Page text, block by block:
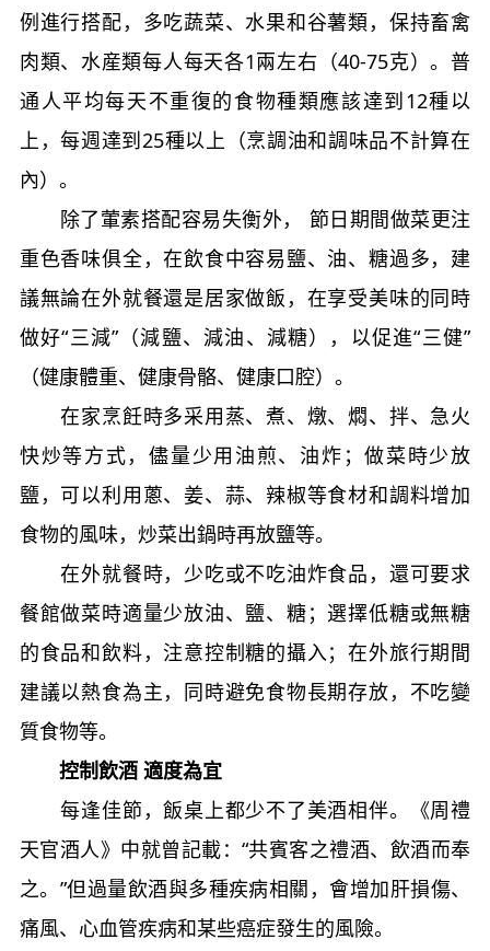
例進行搭配，多吃蔬菜、水果和谷薯類，保持畜禽
肉類、水産類每人每天各1兩左右（40-75克）。普
通人平均每天不重復的食物種類應該達到12種以
上，每週達到25種以上（烹調油和調味品不計算在
內）。
除了葷素搭配容易失衡外， 節日期間做菜更注
重色香味俱全，在飲食中容易鹽、油、糖過多，建
議無論在外就餐還是居家做飯，在享受美味的同時
做好“三減”（減鹽、減油、減糖），以促進“三健”
（健康體重、健康骨骼、健康口腔）。
在家烹飪時多采用蒸、煮、燉、燜、拌、急火
快炒等方式，儘量少用油煎、油炸；做菜時少放
鹽，可以利用蔥、姜、蒜、辣椒等食材和調料增加
食物的風味，炒菜出鍋時再放鹽等。
在外就餐時，少吃或不吃油炸食品，還可要求
餐館做菜時適量少放油、鹽、糖；選擇低糖或無糖
的食品和飲料，注意控制糖的攝入；在外旅行期間
建議以熱食為主，同時避免食物長期存放，不吃變
質食物等。
控制飲酒 適度為宜
每逢佳節，飯桌上都少不了美酒相伴。《周禮
天官酒人》中就曾記載：“共賓客之禮酒、飲酒而奉
之。”但過量飲酒與多種疾病相關，會增加肝損傷、
痛風、心血管疾病和某些癌症發生的風險。